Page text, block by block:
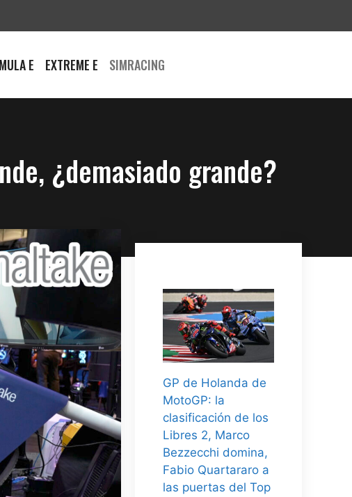
E EXTREME E SIMRACING
¿demasiado grande?
GP de Holanda de
MotoGP: la
clasificación de los
Libres 2, Marco
Bezzecchi domina,
Fabio Quartararo a
las puertas del Top